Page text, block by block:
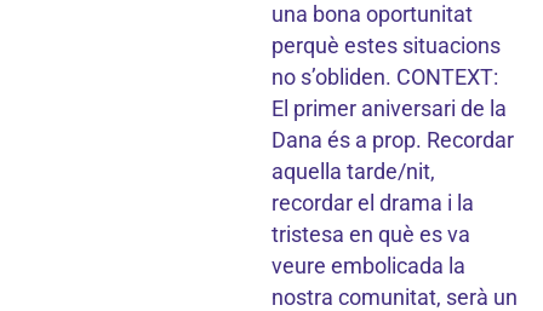
una bona oportunitat
perquè estes situacions
no s’obliden. CONTEXT:
El primer aniversari de la
Dana és a prop. Recordar
aquella tarde/nit,
recordar el drama i la
tristesa en què es va
veure embolicada la
nostra comunitat, serà un